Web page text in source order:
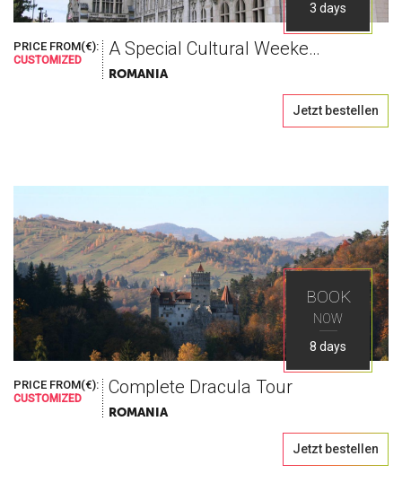
3 days
PRICE FROM(€):
CUSTOMIZED
A Special Cultural Weekend, blessed with wine
ROMANIA
Jetzt bestellen
BOOK
NOW
8 days
PRICE FROM(€):
CUSTOMIZED
Complete Dracula Tour
ROMANIA
Jetzt bestellen